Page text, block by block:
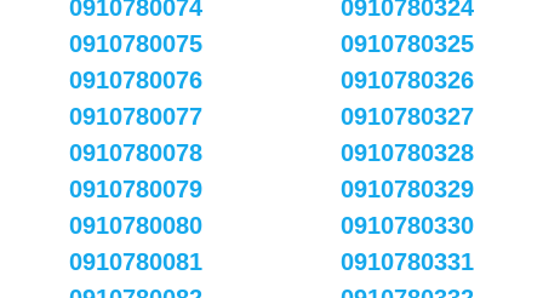
0910780074
0910780075
0910780076
0910780077
0910780078
0910780079
0910780080
0910780081
0910780324
0910780325
0910780326
0910780327
0910780328
0910780329
0910780330
0910780331